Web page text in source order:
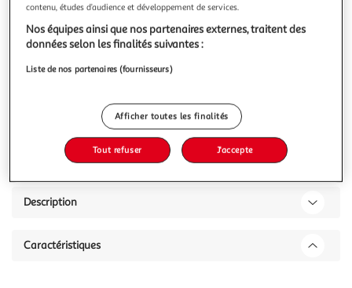
Livr. ou retrait dès 3/4 jours
Plus d'options
Vendu par Boulanger
Ajouter à une liste
Description
Caractéristiques
contenu, études d’audience et développement de services.
Nos équipes ainsi que nos partenaires externes, traitent des
données selon les finalités suivantes :
Liste de nos partenaires (fournisseurs)
Afficher toutes les finalités
Tout refuser J'accepte